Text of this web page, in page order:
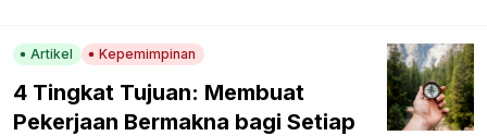
Artikel Kepemimpinan
4 Tingkat Tujuan: Membuat
Pekerjaan Bermakna bagi Setiap